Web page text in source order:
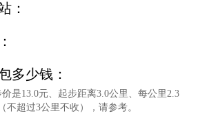
：
多少钱：
是13.0元、起步距离3.0公里、每公里2.3
不超过3公里不收），请参考。